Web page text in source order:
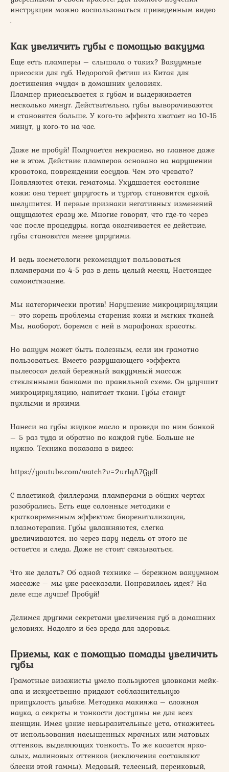
инструкции можно воспользоваться приведенным видео
.
Как увеличить губы с помощью вакуума
Еще есть пламперы – слышала о таких? Вакуумные
присоски для губ. Недорогой фетиш из Китая для
достижения «чуда» в домашних условиях.
Плампер присасывается к губам и выдерживается
несколько минут. Действительно, губы выворачиваются
и становятся больше. У кого-то эффекта хватает на 10-15
минут, у кого-то на час.
Даже не пробуй! Получается некрасиво, но главное даже
не в этом. Действие пламперов основано на нарушении
кровотока, повреждении сосудов. Чем это чревато?
Появляются отеки, гематомы. Ухудшается состояние
кожи: она теряет упругость и тургор, становится сухой,
шелушится. И первые признаки негативных изменений
ощущаются сразу же. Многие говорят, что где-то через
час после процедуры, когда оканчивается ее действие,
губы становятся менее упругими.
И ведь косметологи рекомендуют пользоваться
пламперами по 4-5 раз в день целый месяц. Настоящее
самоистязание.
Мы категорически против! Нарушение микроциркуляции
– это корень проблемы старения кожи и мягких тканей.
Мы, наоборот, боремся с ней в марафонах красоты.
Но вакуум может быть полезным, если им грамотно
пользоваться. Вместо разрушающего «эффекта
пылесоса» делай бережный вакуумный массаж
стеклянными банками по правильной схеме. Он улучшит
микроциркуляцию, напитает ткани. Губы станут
пухлыми и яркими.
Нанеси на губы жидкое масло и проведи по ним банкой
– 5 раз туда и обратно по каждой губе. Больше не
нужно. Техника показана в видео:
https://youtube.com/watch?v=2urIqA7GydI
С пластикой, филлерами, пламперами в общих чертах
разобрались. Есть еще салонные методики с
кратковременным эффектом: биоревитализация,
плазмотерапия. Губы увлажняются, слегка
увеличиваются, но через пару недель от этого не
остается и следа. Даже не стоит связываться.
Что же делать? Об одной технике – бережном вакуумном
массаже – мы уже рассказали. Понравилась идея? На
деле еще лучше! Пробуй!
Делимся другими секретами увеличения губ в домашних
условиях. Надолго и без вреда для здоровья.
Приемы, как с помощью помады увеличить
губы
Грамотные визажисты умело пользуются уловками мейк-
апа и искусственно придают соблазнительную
припухлость улыбке. Методика макияжа – сложная
наука, а секреты и тонкости доступны не для всех
женщин. Имея узкие невыразительные уста, откажитесь
от использования насыщенных мрачных или матовых
оттенков, выделяющих тонкость. То же касается ярко-
алых, малиновых оттенков (исключения составляют
блески этой гаммы). Медовый, телесный, персиковый,